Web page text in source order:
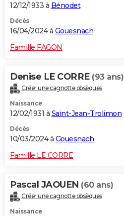
12/12/1933 à Bénodet
Décès
16/04/2024 à Gouesnach
Famille FAGON
Denise LE CORRE (93 ans)
Créer une cagnotte obsèques
Naissance
12/02/1931 à Saint-Jean-Trolimon
Décès
10/03/2024 à Gouesnach
Famille LE CORRE
Pascal JAOUEN (60 ans)
Créer une cagnotte obsèques
Naissance